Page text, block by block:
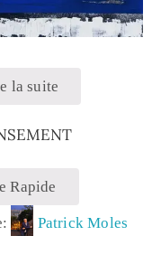
la suite
Rapide
Patrick Moles